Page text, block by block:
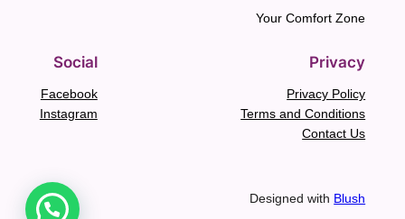
Your Comfort Zone
Privacy
Privacy Policy
Terms and Conditions
Contact Us
Social
Facebook
Instagram
Designed with Blush